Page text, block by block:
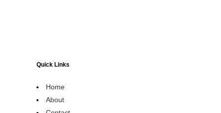
Quick Links
Home
About